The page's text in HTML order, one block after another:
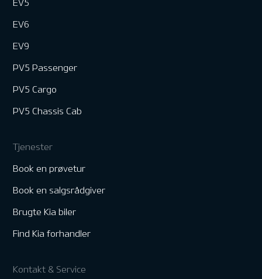
EV5
EV6
EV9
PV5 Passenger
PV5 Cargo
PV5 Chassis Cab
Tjenester
Book en prøvetur
Book en salgsrådgiver
Brugte Kia biler
Find Kia forhandler
Kontakt & Service